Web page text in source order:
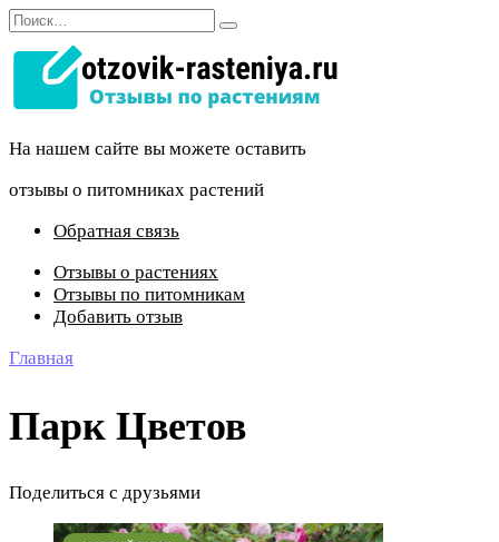
Перейти
содержанию
Search
На нашем сайте вы можете оставить
отзывы о питомниках растений
Обратная связь
Отзывы о растениях
Отзывы по питомникам
Добавить отзыв
Главная
Парк Цветов
Поделиться с друзьями